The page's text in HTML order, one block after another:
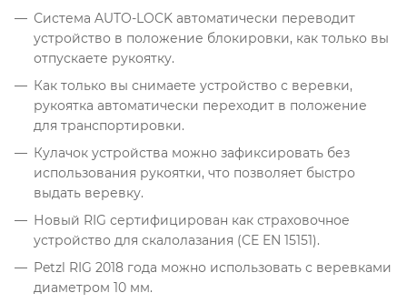
Система AUTO-LOCK автоматически переводит
устройство в положение блокировки, как только вы
отпускаете рукоятку.
Как только вы снимаете устройство с веревки,
рукоятка автоматически переходит в положение
для транспортировки.
Кулачок устройства можно зафиксировать без
использования рукоятки, что позволяет быстро
выдать веревку.
Новый RIG сертифицирован как страховочное
устройство для скалолазания (CE EN 15151).
Petzl RIG 2018 года можно использовать с веревками
диаметром 10 мм.